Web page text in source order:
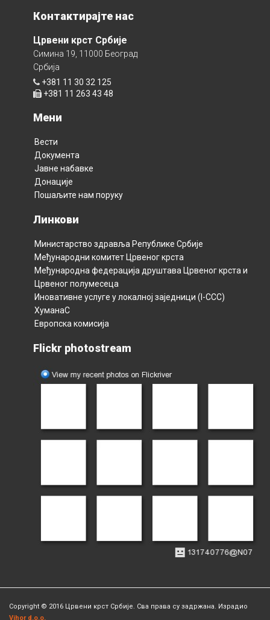
Контактирајте нас
Црвени крст Србије
Симина 19, 11000 Београд
Србија
+381 11 30 32 125
+381 11 263 43 48
Мени
Вести
Документа
Јавне набавке
Донације
Пошаљите нам поруку
Линкови
Министарство здравља Републикe Србијe
Међународни комитет Црвеног крста
Међународна федерација друштава Црвеног крста и
Црвеног полумесецa
Иновативне услуге у локалној заједници (I-CCC)
ХуманаС
Европска комисија
Flickr photostream
Copyright © 2016 Црвени крст Србије. Сва права су задржана. Израдио
Vihor d.o.o.